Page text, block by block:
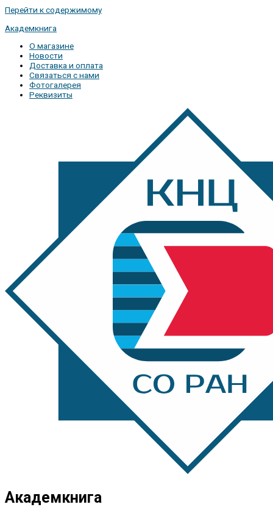
Перейти к содержимому
Академкнига
О магазине
Новости
Доставка и оплата
Связаться с нами
Фотогалерея
Реквизиты
Академкнига